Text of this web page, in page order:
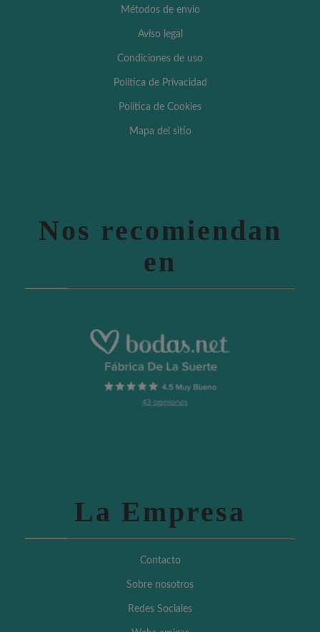
Métodos de envío
Aviso legal
Condiciones de uso
Política de Privacidad
Política de Cookies
Mapa del sitio
Nos recomiendan
en
La Empresa
Contacto
Sobre nosotros
Redes Sociales